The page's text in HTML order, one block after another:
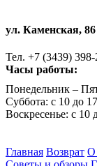
ул. Каменская, 86
Тел. +7 (3439) 398-
Часы работы:
Понедельник –
Суббота: с 10 до
Воскресенье: с 10
Главная Возврат О